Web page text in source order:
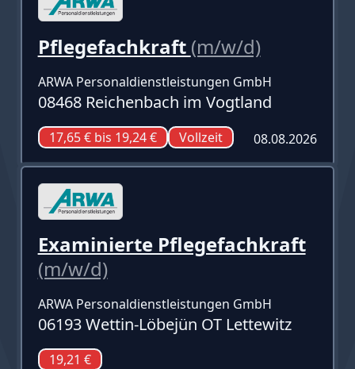
Pflegefachkraft (m/w/d)
ARWA Personaldienstleistungen GmbH
08468 Reichenbach im Vogtland
17,65 € bis 19,24 € Vollzeit 08.08.2026
Examinierte Pflegefachkraft
(m/w/d)
ARWA Personaldienstleistungen GmbH
06193 Wettin-Löbejün OT Lettewitz
19,21 €